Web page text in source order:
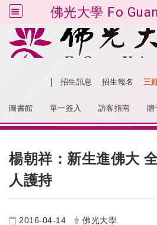
佛光大學 Fo
跳到主要內容
招生訊息 招生報名 三
圖書館 單一簽入 訪客指南 贈
楊朝祥：新生進佛大
人護持
2016-04-14 佛光大學